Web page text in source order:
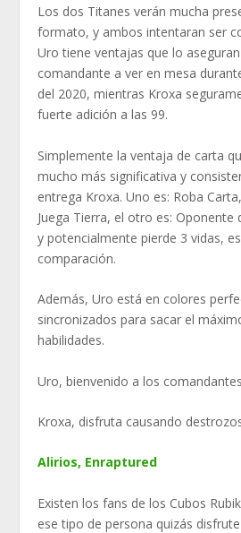
Los dos Titanes verán mucha
formato, y ambos intentaran ser
Uro tiene ventajas que lo
comandante a ver en mesa
del 2020, mientras Kroxa
fuerte adición a las 99.
Simplemente la ventaja de carta
mucho más significativa y
entrega Kroxa. Uno es: Roba
Juega Tierra, el otro es: Oponente
y potencialmente pierde 3 vidas,
comparación.
Además, Uro está en colores
sincronizados para sacar el
habilidades.
Uro, bienvenido a los comandantes
Kroxa, disfruta causando
Alirios, Enraptured
Existen los fans de los Cubos
ese tipo de persona quizás